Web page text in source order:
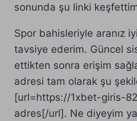
sonunda şu linki
Spor bahisleriyle aranız
tavsiye ederim. Güncel
ettikten sonra erişim
adresi tam olarak şu
[url=https://1xbet-giris-
adres[/url]. Ne diyeyim